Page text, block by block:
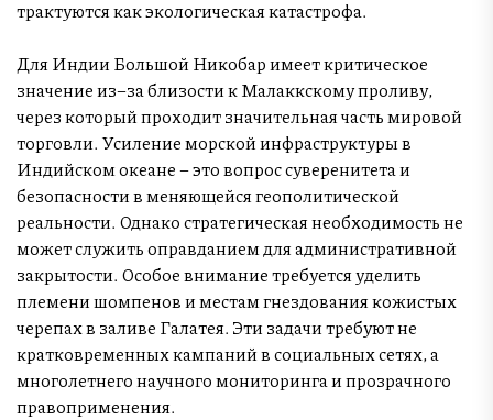
трактуются как экологическая катастрофа.
Для Индии Большой Никобар имеет критическое
значение из–за близости к Малаккскому проливу,
через который проходит значительная часть мировой
торговли. Усиление морской инфраструктуры в
Индийском океане – это вопрос суверенитета и
безопасности в меняющейся геополитической
реальности. Однако стратегическая необходимость не
может служить оправданием для административной
закрытости. Особое внимание требуется уделить
племени шомпенов и местам гнездования кожистых
черепах в заливе Галатея. Эти задачи требуют не
кратковременных кампаний в социальных сетях, а
многолетнего научного мониторинга и прозрачного
правоприменения.